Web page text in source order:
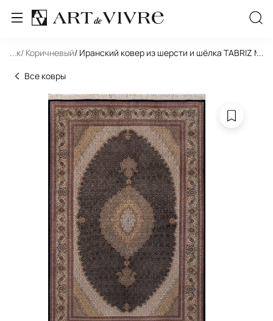
... / Коричневый/ Иранский ковер из шерсти и шёлка TABRIZ ...
Все ковры